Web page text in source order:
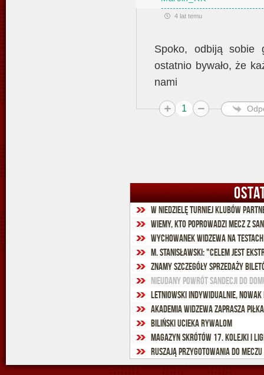
4 lat temu
Spoko, odbiją sobie
ostatnio bywało, że
nami
1
W niedzielę Turniej Klubów
Wiemy, kto poprowadzi mecz z
Wychowanek Widzewa na
M. Stanisławski: "Celem jest
Znamy szczegóły sprzedaży
Nieudany powrót Sandecji do
Letniowski indywidualnie,
Akademia Widzewa zaprasza
Biliński ucieka rywalom
Magazyn skrótów 17. kolejki I
Ruszają przygotowania do meczu